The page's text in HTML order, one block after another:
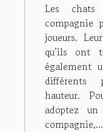
Les
compagnie
joueurs.
qu’ils ont
également
différents
hauteur.
adoptez
compagnie,...